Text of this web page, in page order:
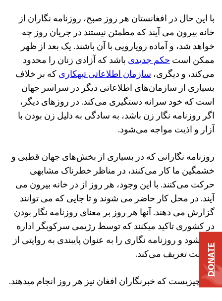
با این حال در افغانستان هر روز صبح، روزنامه نگاران از
خانه بیرون می آیند که مطمئن نیستند در جریان روز چه
خواهد شد، و آماده رویارویی با آن باشند. یک بعد از ظهر
ممکن استحکم جدیدی باشد که آزادی زنان را محدود
می‌کند، و دیگری، سازمان اطلاعاتی تبهکاریکه بر خلاف
بسیاری از سازمان‌های اطلاعاتی دیگر در سراسر جهان
است که خود سرانه دستگیری می‌کند. در روزهای دیگر،
اگر روزنامه‌ نگار زن باشد، به سادگی به دلیل زن بودن با
آزار و اذیت مواجه می‌شود.
روزنامه‌ نگارانی که در بسیاری از بخش‌های جهان قطبی و
خشمگین ما کار می‌کنند، در مناظر خطرناک مشابهی
حرکت می‌کنند. با این وجود، هر روز از در خانه بیرون می
آیند. در محل کار حاضر می شوند و تا جایی که می توانند
گزارش می دهند. آنها هر روز بر معنای روزنامه ‌نگار بودن
در کشوری تاکید میکنند که توسط رژیمی سرکوبگر اداره
می شود و روزنامه‌ نگاری را به‌ عنوان پایبندی به روایتی از
حقیقت تعریف می‌کند.
این چیزیست که خبرنگاران افغان نیز هر روز انجام میدهند.
DONATE